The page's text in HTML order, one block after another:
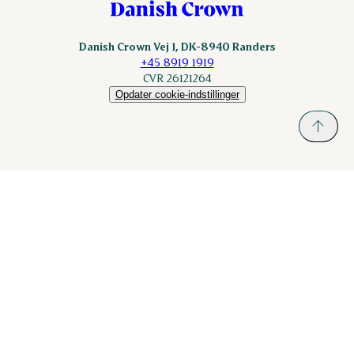
Danish Crown Vej 1, DK-8940 Randers
+45 8919 1919
CVR 26121264
Opdater cookie-indstillinger